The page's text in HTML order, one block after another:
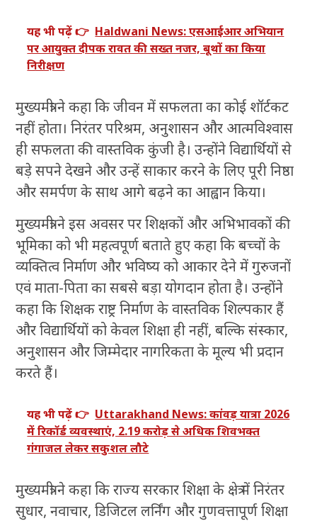
यह भी पढ़ें 👉 Haldwani News: एसआईआर अभियान
पर आयुक्त दीपक रावत की सख्त नजर, बूथों का किया
निरीक्षण
मुख्यमंत्री ने कहा कि जीवन में सफलता का कोई शॉर्टकट
नहीं होता। निरंतर परिश्रम, अनुशासन और आत्मविश्वास
ही सफलता की वास्तविक कुंजी है। उन्होंने विद्यार्थियों से
बड़े सपने देखने और उन्हें साकार करने के लिए पूरी निष्ठा
और समर्पण के साथ आगे बढ़ने का आह्वान किया।
मुख्यमंत्री ने इस अवसर पर शिक्षकों और अभिभावकों की
भूमिका को भी महत्वपूर्ण बताते हुए कहा कि बच्चों के
व्यक्तित्व निर्माण और भविष्य को आकार देने में गुरुजनों
एवं माता-पिता का सबसे बड़ा योगदान होता है। उन्होंने
कहा कि शिक्षक राष्ट्र निर्माण के वास्तविक शिल्पकार हैं
और विद्यार्थियों को केवल शिक्षा ही नहीं, बल्कि संस्कार,
अनुशासन और जिम्मेदार नागरिकता के मूल्य भी प्रदान
करते हैं।
यह भी पढ़ें 👉 Uttarakhand News: कांवड़ यात्रा 2026
में रिकॉर्ड व्यवस्थाएं, 2.19 करोड़ से अधिक शिवभक्त
गंगाजल लेकर सकुशल लौटे
मुख्यमंत्री ने कहा कि राज्य सरकार शिक्षा के क्षेत्र में निरंतर
सुधार, नवाचार, डिजिटल लर्निंग और गुणवत्तापूर्ण शिक्षा